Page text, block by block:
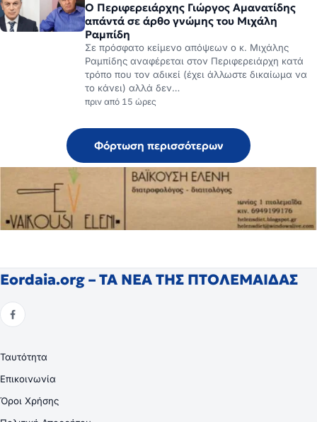
Ο Περιφερειάρχης Γιώργος Αμανατίδης
απάντά σε άρθο γνώμης του Μιχάλη
Ραμπίδη
Σε πρόσφατο κείμενο απόψεων ο κ. Μιχάλης
Ραμπίδης αναφέρεται στον Περιφερειάρχη κατά
τρόπο που τον αδικεί (έχει άλλωστε δικαίωμα να
το κάνει) αλλά δεν…
πριν από 15 ώρες
Φόρτωση περισσότερων
Eordaia.org – ΤΑ ΝΕΑ ΤΗΣ ΠΤΟΛΕΜΑΙΔΑΣ
Ταυτότητα
Επικοινωνία
Όροι Χρήσης